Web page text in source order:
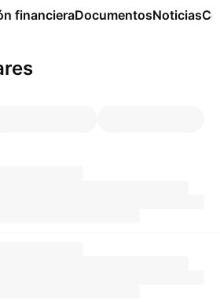
financieraDocumentosNoticias